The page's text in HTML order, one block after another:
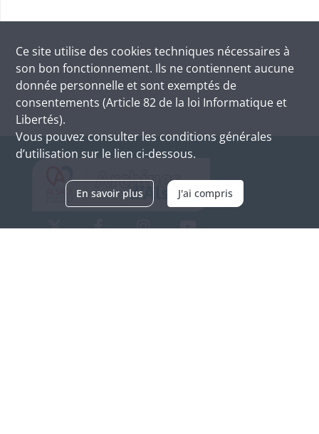
Ce site utilise des cookies techniques nécessaires à
son bon fonctionnement. Ils ne contiennent aucune
donnée personnelle et sont exemptés de
consentements (Article 82 de la loi Informatique et
Libertés).
Vous pouvez consulter les conditions générales
d’utilisation sur le lien ci-dessous.
En savoir plus J'ai compris